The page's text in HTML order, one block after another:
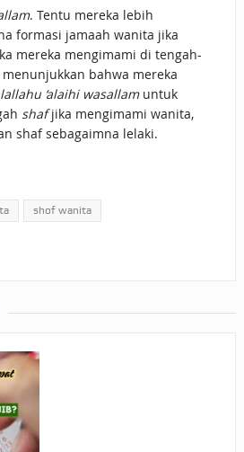
. Tentu mereka lebih
formasi jamaah wanita jika
mereka mengimami di tengah-
bahwa mereka
‘alaihi wasallamuntuk
shafjika mengimami wanita,
shaf sebagaimna lelaki.
shof wanita